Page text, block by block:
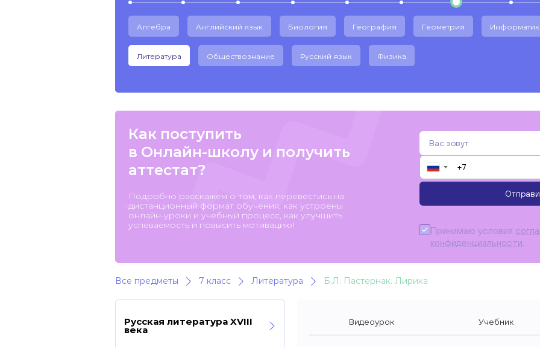
Алгебра Английский язык Биология География Геометрия
Литература Обществознание Русский язык Физика
Как поступить
в Онлайн-школу и получить
аттестат?
Подробно расскажем о том, как перевестись на
дистанционный формат обучения, как устроены
онлайн-уроки и учебный процесс, как улучшить
успеваемость и повысить мотивацию!
▼
Принимаю условия
конфиденциальности
Все предметы 7 класс Литература Б.Л. Пастернак. Лирика
Русская литература XVIII
века
Видеоурок Учебник